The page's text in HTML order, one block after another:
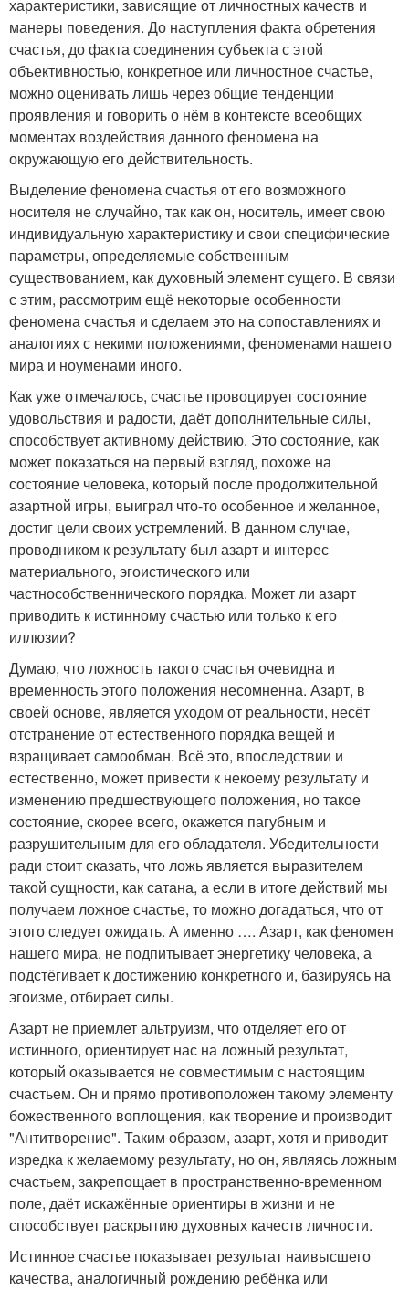
характеристики, зависящие от личностных качеств и
манеры поведения. До наступления факта обретения
счастья, до факта соединения субъекта с этой
объективностью, конкретное или личностное счастье,
можно оценивать лишь через общие тенденции
проявления и говорить о нём в контексте всеобщих
моментах воздействия данного феномена на
окружающую его действительность.
Выделение феномена счастья от его возможного
носителя не случайно, так как он, носитель, имеет свою
индивидуальную характеристику и свои специфические
параметры, определяемые собственным
существованием, как духовный элемент сущего. В связи
с этим, рассмотрим ещё некоторые особенности
феномена счастья и сделаем это на сопоставлениях и
аналогиях с некими положениями, феноменами нашего
мира и ноуменами иного.
Как уже отмечалось, счастье провоцирует состояние
удовольствия и радости, даёт дополнительные силы,
способствует активному действию. Это состояние, как
может показаться на первый взгляд, похоже на
состояние человека, который после продолжительной
азартной игры, выиграл что-то особенное и желанное,
достиг цели своих устремлений. В данном случае,
проводником к результату был азарт и интерес
материального, эгоистического или
частнособственнического порядка. Может ли азарт
приводить к истинному счастью или только к его
иллюзии?
Думаю, что ложность такого счастья очевидна и
временность этого положения несомненна. Азарт, в
своей основе, является уходом от реальности, несёт
отстранение от естественного порядка вещей и
взращивает самообман. Всё это, впоследствии и
естественно, может привести к некоему результату и
изменению предшествующего положения, но такое
состояние, скорее всего, окажется пагубным и
разрушительным для его обладателя. Убедительности
ради стоит сказать, что ложь является выразителем
такой сущности, как сатана, а если в итоге действий мы
получаем ложное счастье, то можно догадаться, что от
этого следует ожидать. А именно …. Азарт, как феномен
нашего мира, не подпитывает энергетику человека, а
подстёгивает к достижению конкретного и, базируясь на
эгоизме, отбирает силы.
Азарт не приемлет альтруизм, что отделяет его от
истинного, ориентирует нас на ложный результат,
который оказывается не совместимым с настоящим
счастьем. Он и прямо противоположен такому элементу
божественного воплощения, как творение и производит
"Антитворение". Таким образом, азарт, хотя и приводит
изредка к желаемому результату, но он, являясь ложным
счастьем, закрепощает в пространственно-временном
поле, даёт искажённые ориентиры в жизни и не
способствует раскрытию духовных качеств личности.
Истинное счастье показывает результат наивысшего
качества, аналогичный рождению ребёнка или